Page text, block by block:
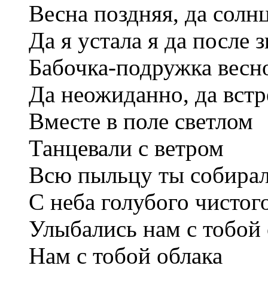
Весна поздняя, да
Да я устала я да после
Бабочка-подружка
Да неожиданно, да
Вместе в поле светлом
Танцевали с ветром
Всю пыльцу ты
С неба голубого
Улыбались нам с тобой
Нам с тобой облака